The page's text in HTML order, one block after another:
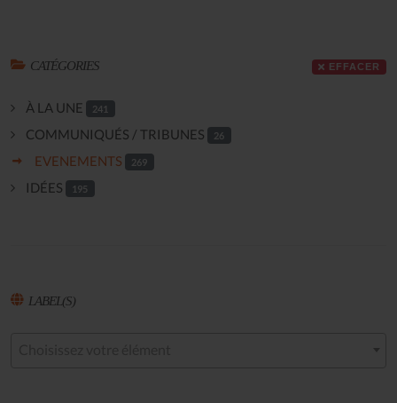
CATÉGORIES EFFACER
À LA UNE 241
COMMUNIQUÉS / TRIBUNES 26
EVENEMENTS 269
IDÉES 195
LABEL(S)